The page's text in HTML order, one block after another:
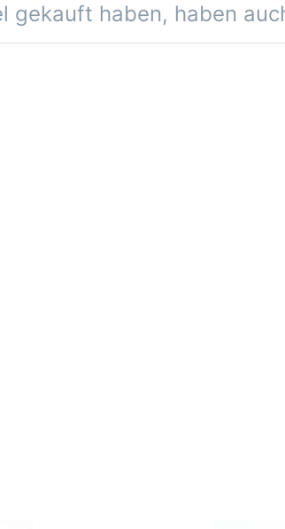
gekauft haben, haben